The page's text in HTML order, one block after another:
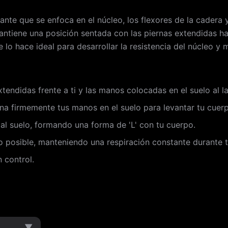
que se enfoca en el núcleo, los flexores de la cadera
una posición sentada con las piernas extendidas
hace ideal para desarrollar la resistencia del núcleo y
frente a ti y las manos colocadas en el suelo al
firmemente tus manos en el suelo para levantar tu
suelo, formando una forma de 'L' con tu cuerpo.
manteniendo una respiración constante durante
control.